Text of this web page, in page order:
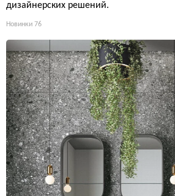
дизайнерских решений.
Новинки 76